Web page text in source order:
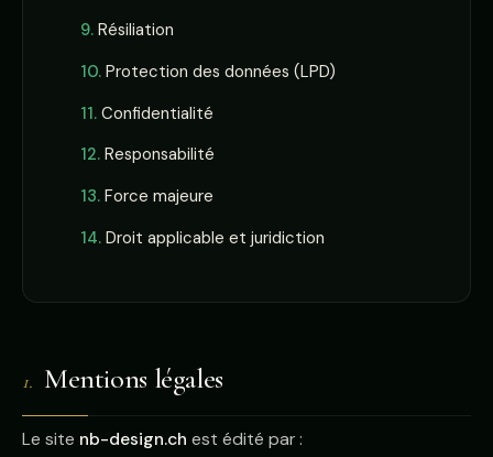
Résiliation
Protection des données (LPD)
Confidentialité
Responsabilité
Force majeure
Droit applicable et juridiction
1. Mentions légales
Le site nb-design.ch est édité par :